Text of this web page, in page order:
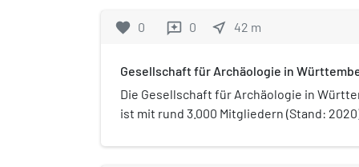
favorite 0 reviews 0 near_me 42 m
Gesellschaft für Archäologie in
Die Gesellschaft für Archäologie in
ist mit rund 3.000 Mitgliedern (Stand:
Interessenverband für die Belange der